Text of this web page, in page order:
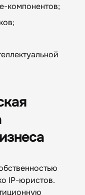
компонентов;
IP-юристов.